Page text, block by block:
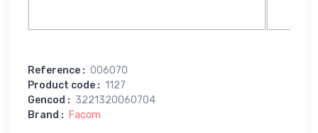
Reference : 006070
Product code : 1127
Gencod : 3221320060704
Brand : Facom